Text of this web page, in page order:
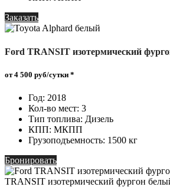
Заказать
Ford TRANSIT изотермический
от 4 500 руб/сутки *
Год: 2018
Кол-во мест: 3
Тип топлива: Дизель
КПП: МКПП
Грузоподъемность: 1500 кг
Бронировать